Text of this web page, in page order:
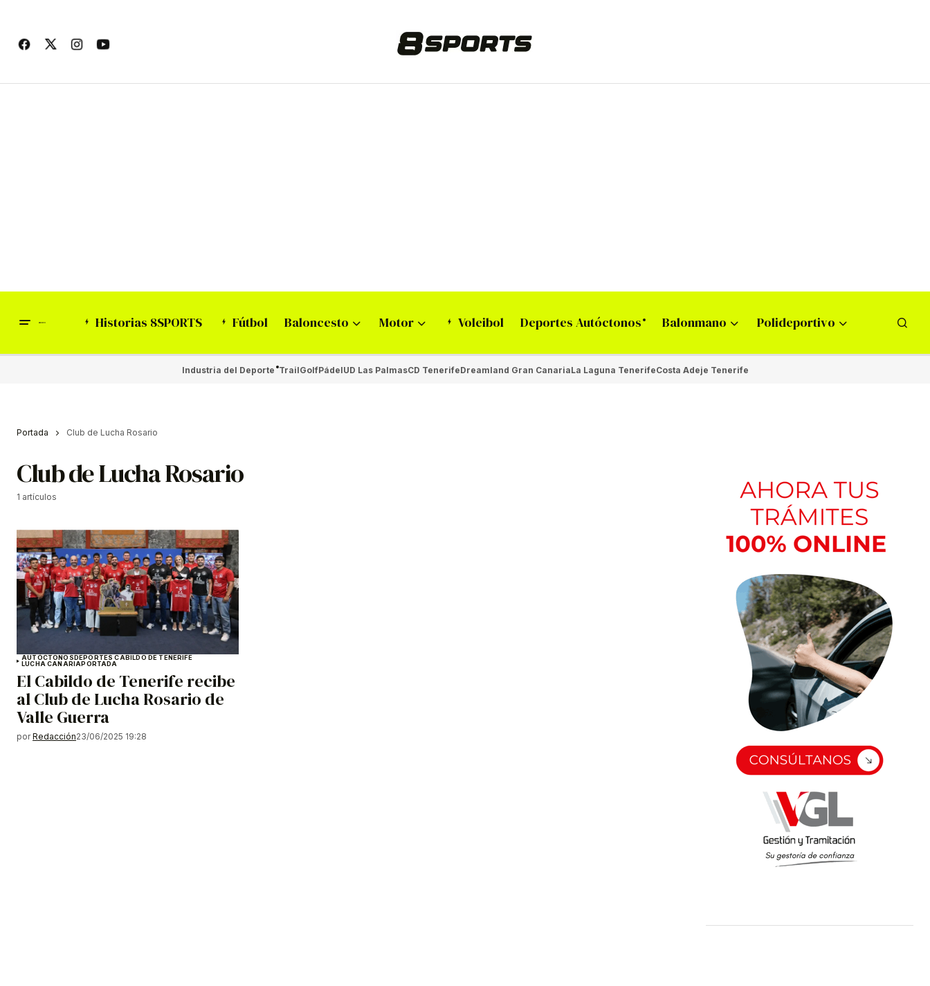
Historias 8SPORTS Fútbol Baloncesto Motor Voleibol Deportes Autóctonos Balonmano Polideportivo
Industria del Deporte TrailGolfPádelUD Las PalmasCD TenerifeDreamland Gran CanariaLa Laguna TenerifeCosta Adeje Tenerife
Portada Club de Lucha Rosario
Club de Lucha Rosario
1 artículos
AUTÓCTONOSDEPORTES CABILDO DE TENERIFE
LUCHA CANARIAPORTADA
El Cabildo de Tenerife recibe
al Club de Lucha Rosario de
Valle Guerra
por Redacción23/06/2025 19:28